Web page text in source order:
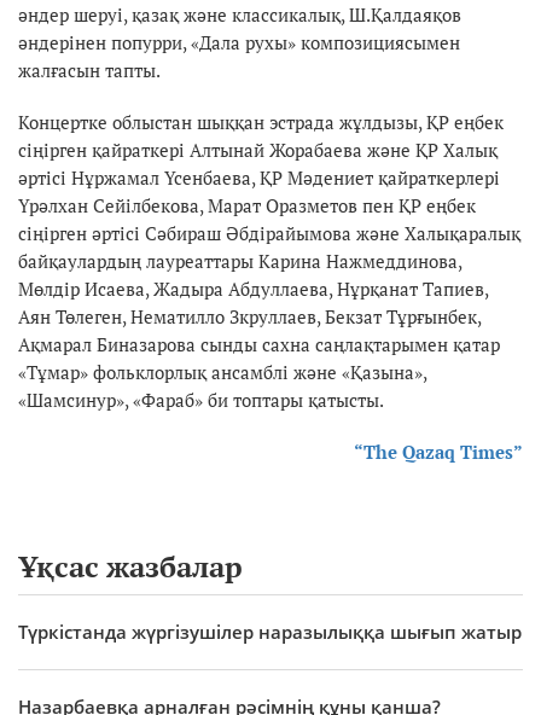
әндер шеруі, қазақ және классикалық, Ш.Қалдаяқов
әндерінен попурри, «Дала рухы» композициясымен
жалғасын тапты.
Концертке облыстан шыққан эстрада жұлдызы, ҚР еңбек
сіңірген қайраткері Алтынай Жорабаева және ҚР Халық
әртісі Нұржамал Үсенбаева, ҚР Мәдениет қайраткерлері
Үрәлхан Сейілбекова, Марат Оразметов пен ҚР еңбек
сіңірген әртісі Сәбираш Әбдірайымова және Халықаралық
байқаулардың лауреаттары Карина Нажмеддинова,
Мөлдір Исаева, Жадыра Абдуллаева, Нұрқанат Тапиев,
Аян Төлеген, Нематилло Зкруллаев, Бекзат Тұрғынбек,
Ақмарал Биназарова сынды сахна саңлақтарымен қатар
«Тұмар» фольклорлық ансамблі және «Қазына»,
«Шамсинур», «Фараб» би топтары қатысты.
“The Qazaq Times”
Ұқсас жазбалар
Түркістанда жүргізушілер наразылыққа шығып жатыр
Назарбаевқа арналған рәсімнің құны қанша?